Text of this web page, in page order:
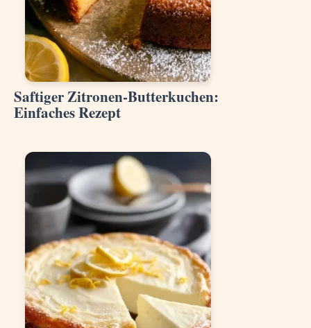
Saftiger Zitronen-Butterkuchen:
Einfaches Rezept